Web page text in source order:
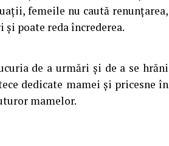
femeile nu caută renunțarea,
poate reda încrederea.
de a urmări și de a se hrăni
dedicate mamei și pricesne în
mamelor.